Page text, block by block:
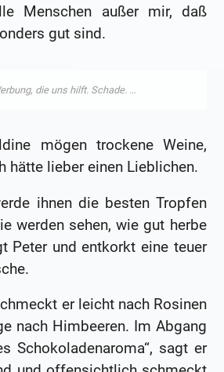
Menschen außer mir, daß
gut sind.
mögen trockene Weine,
hätte lieber einen Lieblichen.
ihnen die besten Tropfen
werden sehen, wie gut herbe
Peter und entkorkt eine teuer
er leicht nach Rosinen
nach Himbeeren. Im Abgang
Schokoladenaroma“, sagt er